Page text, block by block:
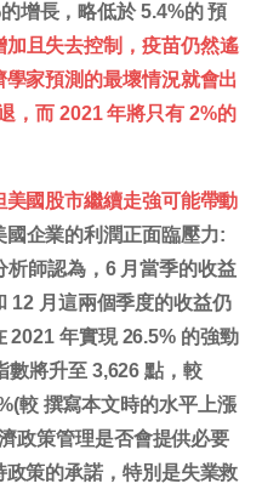
增長，略低於 5.4%的 預
且失去控制，疫苗仍然遙
家預測的最壞情況就會出
，而 2021 年將只有 2%的
國股市繼續走強可能帶動
國企業的利潤正面臨壓力:
師認為，6 月當季的收益
12 月這兩個季度的收益仍
2021 年實現 26.5% 的強勁
數將升至 3,626 點，較
較 撰寫本文時的水平上漲
政策管理是否會提供必要
策的承諾，特別是失業救